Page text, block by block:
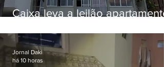
Caixa leva a leilão apartamento
Botafogo
Jornal Daki
há 10 horas